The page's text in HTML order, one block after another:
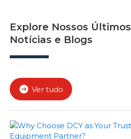
Explore Nossos Últimos
Notícias e Blogs
Ver tudo